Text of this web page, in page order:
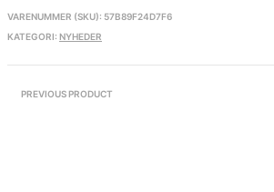
VARENUMMER (SKU): 57B89F24D7F6
KATEGORI: NYHEDER
PREVIOUS PRODUCT